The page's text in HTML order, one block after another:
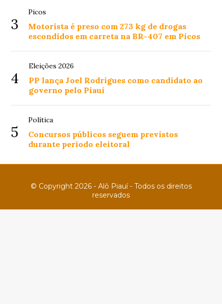
3
Picos
Motorista é preso com 273 kg de drogas
escondidos em carreta na BR-407 em Picos
4
Eleições 2026
PP lança Joel Rodrigues como candidato ao
governo pelo Piauí
5
Política
Concursos públicos seguem previstos
durante período eleitoral
© Copyright 2026 - Alô Piauí - Todos os direitos
reservados